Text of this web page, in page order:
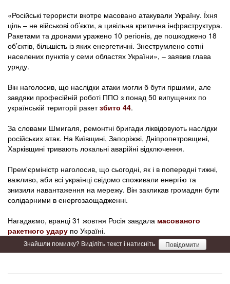
«Російські терористи вкотре масовано атакували Україну. Їхня
ціль – не військові об’єкти, а цивільна критична інфраструктура.
Ракетами та дронами уражено 10 регіонів, де пошкоджено 18
об’єктів, більшість із яких енергетичні. Знеструмлено сотні
населених пунктів у семи областях України», – заявив глава
уряду.
Він наголосив, що наслідки атаки могли б бути гіршими, але
завдяки професійній роботі ППО з понад 50 випущених по
українській території ракетзбито 44.
За словами Шмигаля, ремонтні бригади ліквідовують наслідки
російських атак. На Київщині, Запоріжжі, Дніпропетровщині,
Харківщині тривають локальні аварійні відключення.
Прем'єрміністр наголосив, що сьогодні, як і в попередні тижні,
важливо, аби всі українці свідомо споживали енергію та
знизили навантаження на мережу. Він закликав громадян бути
солідарними в енергозаощадженні.
Нагадаємо, вранці 31 жовтня Росія завдала масованого
ракетного удару по Україні.
Знайшли помилку? Виділіть текст і натисніть Повідомити